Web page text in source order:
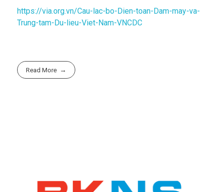
https://via.org.vn/Cau-lac-bo-Dien-toan-Dam-may-va-
Trung-tam-Du-lieu-Viet-Nam-VNCDC
Read More